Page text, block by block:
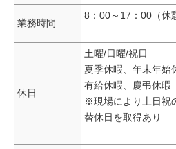
業務時間
8：00～17：00（休
休日
土曜/日曜/祝日
夏季休暇、年末年始
有給休暇、慶弔休暇
※現場により土日祝
替休日を取得あり